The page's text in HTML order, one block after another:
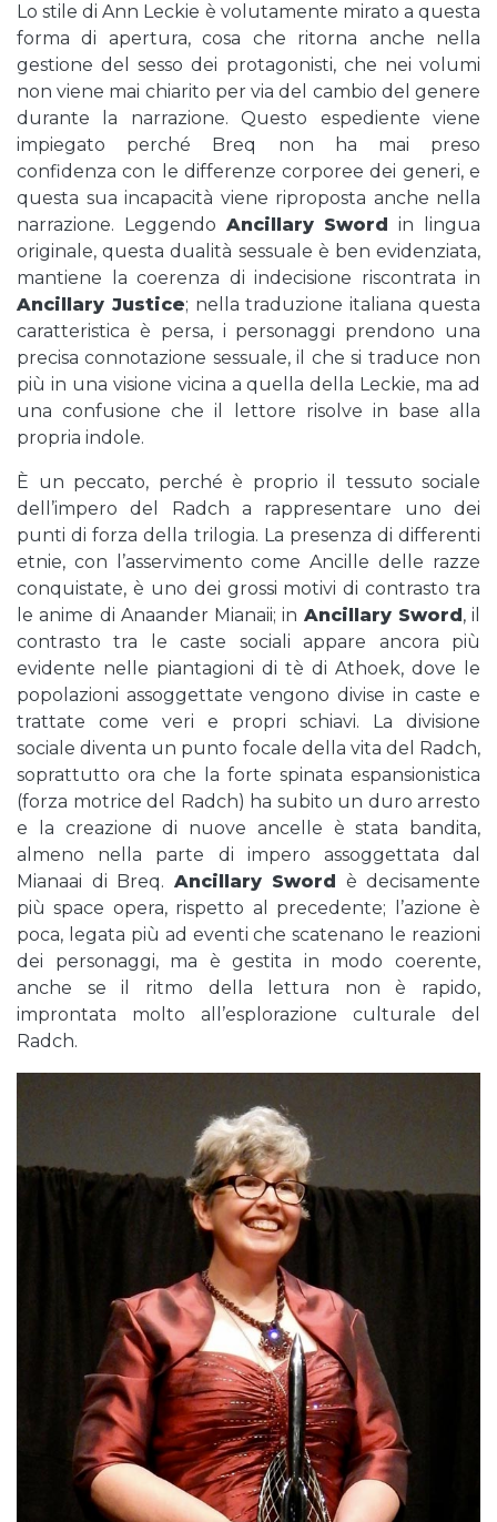
Lo stile di Ann Leckie è volutamente mirato a questa
forma di apertura, cosa che ritorna anche nella
gestione del sesso dei protagonisti, che nei volumi
non viene mai chiarito per via del cambio del genere
durante la narrazione. Questo espediente viene
impiegato perché Breq non ha mai preso
confidenza con le differenze corporee dei generi, e
questa sua incapacità viene riproposta anche nella
narrazione. Leggendo Ancillary Sword in lingua
originale, questa dualità sessuale è ben evidenziata,
mantiene la coerenza di indecisione riscontrata in
Ancillary Justice; nella traduzione italiana questa
caratteristica è persa, i personaggi prendono una
precisa connotazione sessuale, il che si traduce non
più in una visione vicina a quella della Leckie, ma ad
una confusione che il lettore risolve in base alla
propria indole.
È un peccato, perché è proprio il tessuto sociale
dell’impero del Radch a rappresentare uno dei
punti di forza della trilogia. La presenza di differenti
etnie, con l’asservimento come Ancille delle razze
conquistate, è uno dei grossi motivi di contrasto tra
le anime di Anaander Mianaii; in Ancillary Sword, il
contrasto tra le caste sociali appare ancora più
evidente nelle piantagioni di tè di Athoek, dove le
popolazioni assoggettate vengono divise in caste e
trattate come veri e propri schiavi. La divisione
sociale diventa un punto focale della vita del Radch,
soprattutto ora che la forte spinata espansionistica
(forza motrice del Radch) ha subito un duro arresto
e la creazione di nuove ancelle è stata bandita,
almeno nella parte di impero assoggettata dal
Mianaai di Breq. Ancillary Sword è decisamente
più space opera, rispetto al precedente; l’azione è
poca, legata più ad eventi che scatenano le reazioni
dei personaggi, ma è gestita in modo coerente,
anche se il ritmo della lettura non è rapido,
improntata molto all’esplorazione culturale del
Radch.